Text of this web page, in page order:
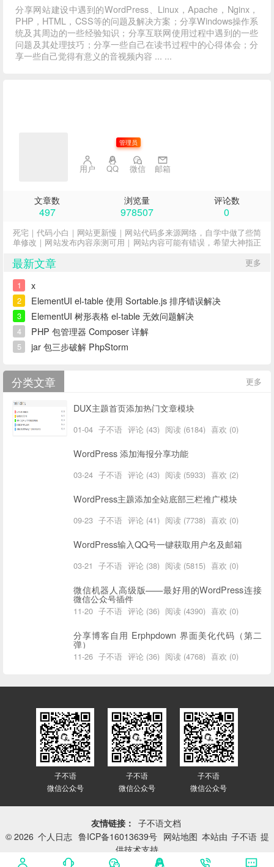
分享网站建设中遇到的WordPress、Linux，Apache，Nginx，
PHP，HTML，CSS等的问题及解决方案；分享Windows操作系
统及其周边的一些经验知识；分享互联网使用过程中遇到的一些
问题及其处理技巧；分享一些自己在读书过程中的心得体会；分
享一些自己觉得有意义的音视频内容 ... ...
管理员
用户 QQ 微信 邮箱
文章数
497
浏览量
978507
评论数
0
死宅｜代码小白｜网站更新慢｜网站代码多来源网络，自学中做了些简
单修改｜网站发布内容亲测可用｜网站内容可能有错误，希望大神指正
更多
最新文章
1 x
2 ElementUI el-table 使用 Sortable.js 排序错误解决
3 ElementUI 树形表格 el-table 无效问题解决
4 PHP 包管理器 Composer 详解
5 jar 包三步破解 PhpStorm
更多
分类文章
DUX主题首页添加热门文章模块
01-04 子不语 评论 (43) 阅读 (6184) 喜欢 (0)
WordPress 添加海报分享功能
03-24 子不语 评论 (43) 阅读 (5933) 喜欢 (2)
WordPress主题添加全站底部三栏推广模块
09-23 子不语 评论 (41) 阅读 (7738) 喜欢 (0)
WordPress输入QQ号一键获取用户名及邮箱
03-21 子不语 评论 (38) 阅读 (5815) 喜欢 (0)
微信机器人高级版——最好用的WordPress连接
微信公众号插件
11-20 子不语 评论 (36) 阅读 (4390) 喜欢 (0)
分享博客自用 Erphpdown 界面美化代码（第二
弹）
11-26 子不语 评论 (36) 阅读 (4768) 喜欢 (0)
子不语
微信公众号
子不语
微信公众号
子不语
微信公众号
友情链接： 子不语文档
© 2026 个人日志 鲁ICP备16013639号 网站地图 本站由 子不语 提
供技术支持
网站已平稳运行：
3414天 17小时 22分 30秒